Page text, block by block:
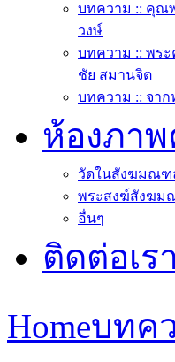
บทความ :: คุณ
วงษ์
บทความ :: พระ
ชัย สมานจิต
บทความ :: จาก
ห้องภา
วัดในสังฆมณฑ
พระสงฆ์สังฆม
อื่นๆ
ติดต่อเรา
Homeบทค